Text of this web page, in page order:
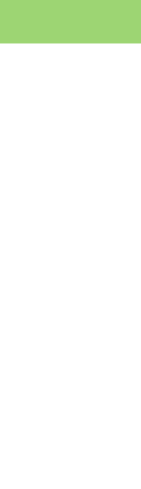
Hauptinhalt